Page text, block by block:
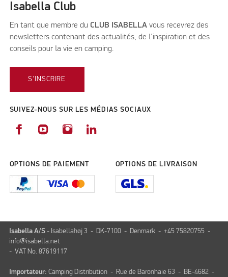
Isabella Club
En tant que membre du CLUB ISABELLA vous recevrez des
newsletters contenant des actualités, de l'inspiration et des
conseils pour la vie en camping.
S'INSCRIRE
SUIVEZ-NOUS SUR LES MÉDIAS SOCIAUX
OPTIONS DE PAIEMENT OPTIONS DE LIVRAISON
Isabella A/S - Isabellahøj 3 - DK-7100 - Denmark - +45 75820755 -
info@isabella.net
- VAT No. 87619117
Importateur: Camping Distribution - Rue de Baronhaie 63 - BE-4682 -